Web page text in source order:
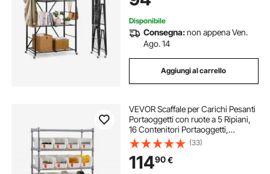
Disponibile
Consegna:non appena Ven.
Ago. 14
Aggiungi al carrello
VEVOR Scaffale per Carichi Pesanti
Portaoggetti con ruote a 5 Ripiani,
16 Contenitori Portaoggetti,
Sistema di Scaffalature in Filo
d'Acciaio, per Garage, Magazzino,
Ufficio, Ristorante, Aula, Cucina
(33)
11490€